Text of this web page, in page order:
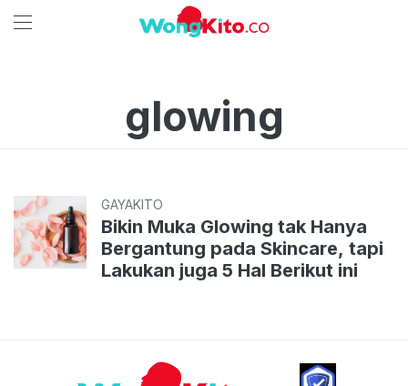
glowing
GAYAKITO
Bikin Muka Glowing tak Hanya
Bergantung pada Skincare, tapi
Lakukan juga 5 Hal Berikut ini